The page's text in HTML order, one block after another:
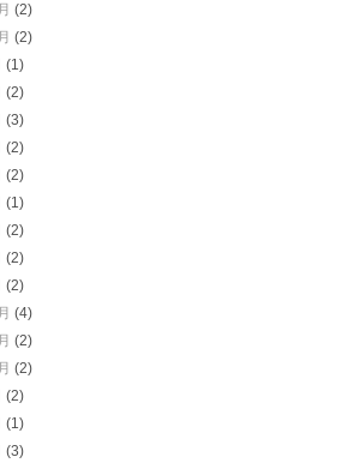
(2)
(2)
(1)
(2)
(3)
(2)
(2)
(1)
(2)
(2)
(2)
(4)
(2)
(2)
(2)
(1)
(3)